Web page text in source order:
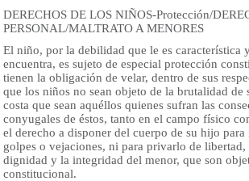
DERECHOS DE LOS NIÑOS-Protección/
PERSONAL/MALTRATO A MENORES
El niño, por la debilidad que le es característica
encuentra, es sujeto de especial protección
tienen la obligación de velar, dentro de sus
que los niños no sean objeto de la brutalidad de
costa que sean aquéllos quienes sufran las
conyugales de éstos, tanto en el campo físico
el derecho a disponer del cuerpo de su hijo
golpes o vejaciones, ni para privarlo de libertad,
dignidad y la integridad del menor, que son
constitucional.